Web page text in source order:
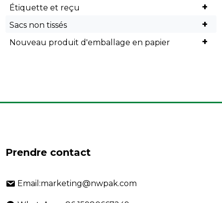
+
Étiquette et reçu
+
Sacs non tissés
+
Nouveau produit d'emballage en papier
Prendre contact
Email:marketing@nwpak.com